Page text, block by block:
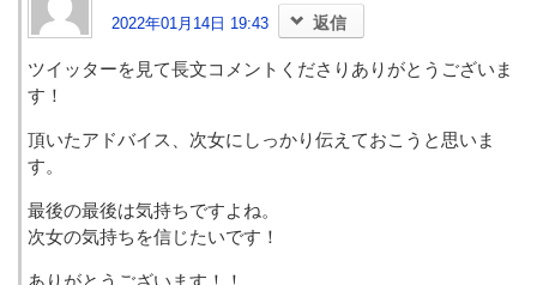
2022年01月14日 19:43 返信
ツイッターを見て長文コメントくださりありがとうございま
す！
頂いたアドバイス、次女にしっかり伝えておこうと思いま
す。
最後の最後は気持ちですよね。
次女の気持ちを信じたいです！
ありがとうございます！！